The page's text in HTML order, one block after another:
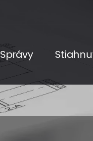
Správy